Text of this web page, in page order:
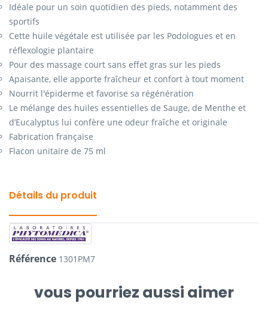
Idéale pour un soin quotidien des pieds, notamment des
sportifs
Cette huile végétale est utilisée par les Podologues et en
réflexologie plantaire
Pour des massage court sans effet gras sur les pieds
Apaisante, elle apporte fraîcheur et confort à tout moment
Nourrit l'épiderme et favorise sa régénération
Le mélange des huiles essentielles de Sauge, de Menthe et
d’Eucalyptus lui confère une odeur fraîche et originale
Fabrication française
Flacon unitaire de 75 ml
Détails du produit
Référence 1301PM7
vous pourriez aussi aimer